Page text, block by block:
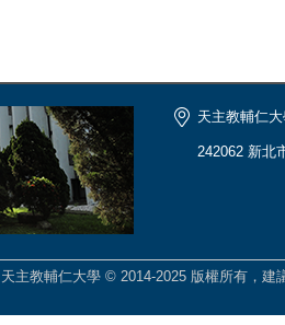
天主教輔仁
242062 新北
| 天主教輔仁大學 © 2014-2025 版權所有，